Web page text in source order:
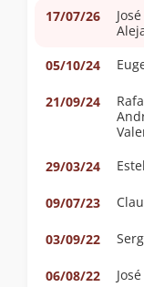
17/07/26
05/10/24
21/09/24
29/03/24
09/07/23
03/09/22
06/08/22